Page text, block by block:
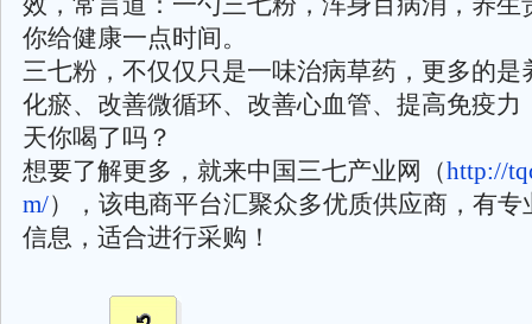
你给健康一点时间。
三七粉，不仅仅只是一味治病草药，更多的是
化瘀、改善微循环、改善心血管、提高免疫力
天你喝了吗？
想要了解更多，就来中国三七产业网（http://
m/），该电商平台汇聚众多优质供应商，有专
信息，适合进行采购！